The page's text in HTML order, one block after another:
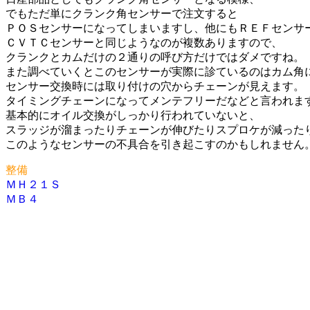
でもただ単にクランク角センサーで注文すると
ＰＯＳセンサーになってしまいますし、他にもＲＥＦセンサ
ＣＶＴＣセンサーと同じようなのが複数ありますので、
クランクとカムだけの２通りの呼び方だけではダメですね。
また調べていくとこのセンサーが実際に診ているのはカム角
センサー交換時には取り付けの穴からチェーンが見えます。
タイミングチェーンになってメンテフリーだなどと言われま
基本的にオイル交換がしっかり行われていないと、
スラッジが溜まったりチェーンが伸びたりスプロケが減った
このようなセンサーの不具合を引き起こすのかもしれません。
整備
投
ＭＨ２１Ｓ
ＭＢ４